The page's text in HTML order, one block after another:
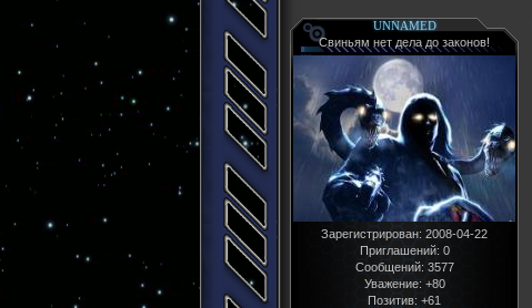
UNNAMED
Свиньям нет дела до законов!
Зарегистрирован: 2008-04-22
Приглашений: 0
Сообщений: 3577
Уважение: +80
Позитив: +61